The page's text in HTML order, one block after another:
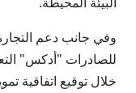
وفي جانب دعم
للصادرات "أدكس"
خلال توقيع اتفاقية